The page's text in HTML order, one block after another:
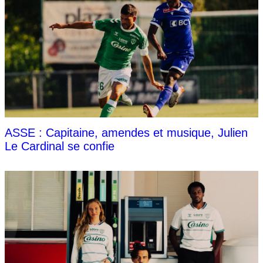
ASSE : Capitaine, amendes et musique, Julien
Le Cardinal se confie